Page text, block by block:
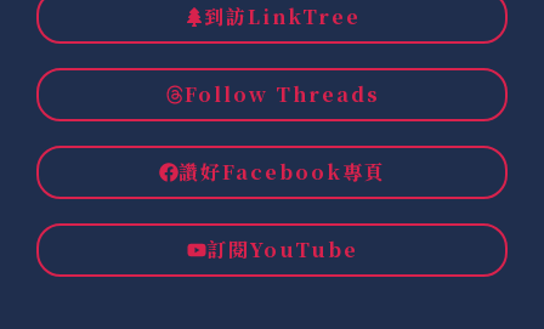
到訪LinkTree
Follow Threads
讚好Facebook專頁
訂閱YouTube